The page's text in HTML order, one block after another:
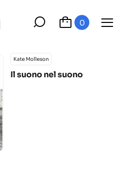
0
Kate Molleson
Il suono nel suono